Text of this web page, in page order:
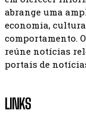
abrange uma
economia,
comportamento.
reúne notícias
portais de
LINKS